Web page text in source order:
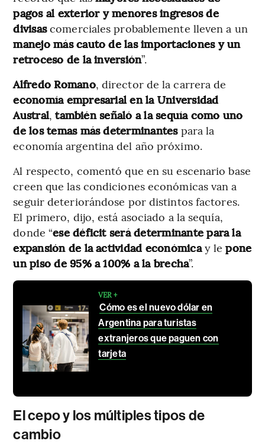
pagos al exterior y menores ingresos de
divisascomerciales probablemente lleven a un
manejo más cauto de las importaciones y un
retroceso de la inversión”.
Alfredo Romano, director de la carrera de
economía empresarial en la Universidad
Austral,también señaló a la sequía como uno
de los temas más determinantespara la
economía argentina del año próximo.
Al respecto, comentó que en su escenario base
creen que las condiciones económicas van a
seguir deteriorándose por distintos factores.
El primero, dijo, está asociado a la sequía,
donde “ese déficit será determinante para la
expansión de la actividad económicay lepone
un piso de 95% a 100% a la brecha”.
VER +
Cómo es el nuevo dólar en
Argentina para turistas
extranjeros que paguen con
tarjeta
El cepo y los múltiples tipos de
cambio